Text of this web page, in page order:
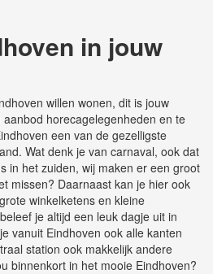
in jouw
willen wonen, dit is jouw
horecagelegenheden en te
een van de gezelligste
Wat denk je van carnaval, ook dat
in het zuiden, wij maken er een groot
missen? Daarnaast kan je hier ook
winkelketens en kleine
je altijd een leuk dagje uit in
vanuit Eindhoven ook alle kanten
station ook makkelijk andere
binnenkort in het mooie Eindhoven?